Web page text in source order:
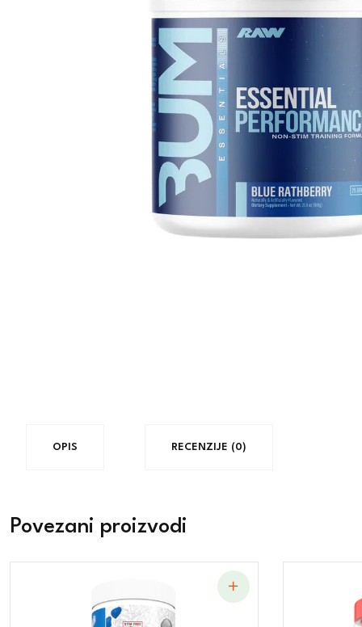
OPIS RECENZIJE (0)
Povezani proizvodi